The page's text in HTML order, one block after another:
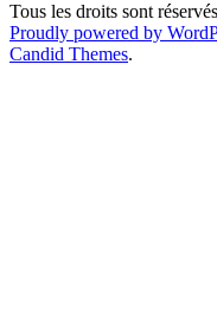
Tous les droits sont
Proudly powered by
Candid Themes.